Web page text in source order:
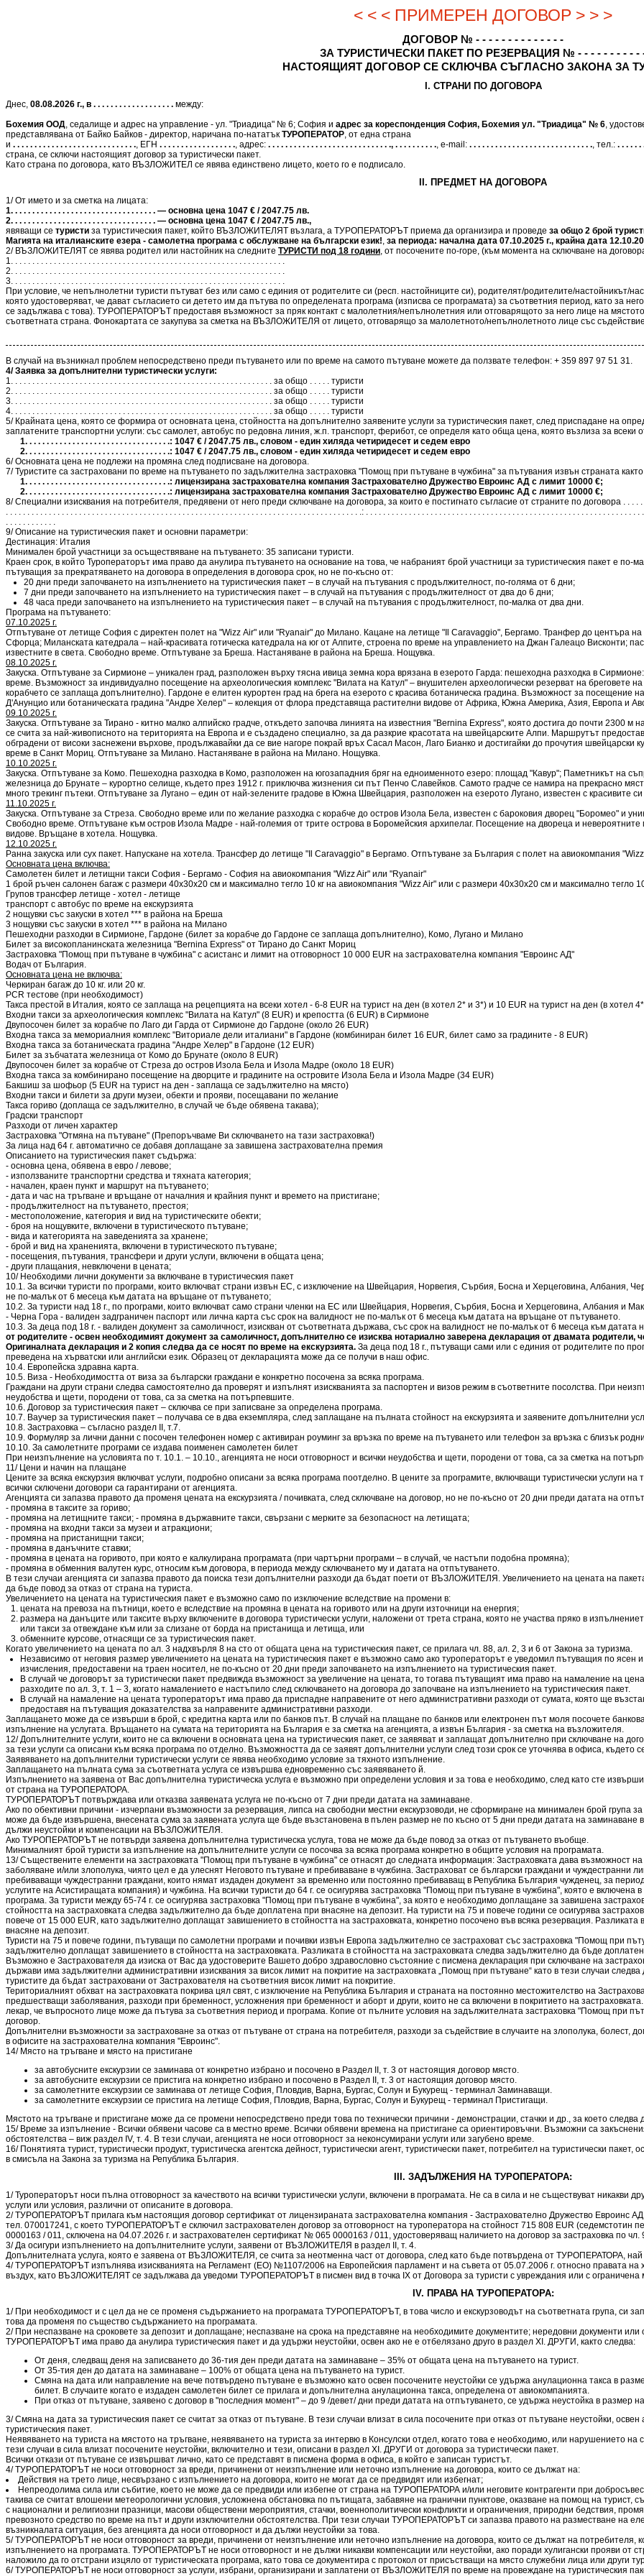
< < < ПРИМЕРЕН ДОГОВОР > > >
ДОГОВОР № - - - - - - - - - - - - - -
ЗА ТУРИСТИЧЕСКИ ПАКЕТ ПО РЕЗЕРВАЦИЯ № - - - - - - - - - -
НАСТОЯЩИЯТ ДОГОВОР СЕ СКЛЮЧВА СЪГЛАСНО ЗАКОНА ЗА
I. СТРАНИ ПО ДОГОВОРА
Днес, 08.08.2026 г., в . . . . . . . . . . . . . . . . . . . между:
Бохемия ООД, седалище и адрес на управление - ул. "Триадица" № 6; София и адрес за кореспонденция София, Бохемия ул. "Триадица" № 6,
представлявана от Байко Байков - директор, наричана по-нататък ТУРОПЕРАТОР, от една страна
и . . . . . . . . . . . . . . . . . . . . . . . . . . . . ., ЕГН . . . . . . . . . . . . . . . . . ., адрес: . . . . . . . . . . . . . . . . . . . . . . . . . . . . ., . . . . . . . . . ., e-mail: . . . . . . . . . . . . . . . . . . . . . . . . . . . . ., тел.: . . . . . .
страна, се сключи настоящият договор за туристически пакет.
Като страна по договора, като ВЪЗЛОЖИТЕЛ се явява единствено лицето, което го е подписало.
II. ПРЕДМЕТ НА ДОГОВОРА
1/ От името и за сметка на лицата:
1. . . . . . . . . . . . . . . . . . . . . . . . . . . . . . . . . . — основна цена 1047 € / 2047.75 лв.
2. . . . . . . . . . . . . . . . . . . . . . . . . . . . . . . . . . — основна цена 1047 € / 2047.75 лв.,
явяващи се туристи за туристическия пакет, който ВЪЗЛОЖИТЕЛЯТ възлага, а ТУРОПЕРАТОРЪТ приема да организира и проведе за общо 2 брой
Магията на италианските езера - самолетна програма с обслужване на български език!, за периода: начална дата 07.10.2025 г., крайна дата
2/ ВЪЗЛОЖИТЕЛЯТ се явява родител или настойник на следните ТУРИСТИ под 18 години, от посочените по-горе, (към момента на сключване на
1. . . . . . . . . . . . . . . . . . . . . . . . . . . . . . . . . . . . . . . . . . . . . . . . . . . . . . . . . . . . . . . .
2. . . . . . . . . . . . . . . . . . . . . . . . . . . . . . . . . . . . . . . . . . . . . . . . . . . . . . . . . . . . . . . .
3. . . . . . . . . . . . . . . . . . . . . . . . . . . . . . . . . . . . . . . . . . . . . . . . . . . . . . . . . . . . . . . .
При условие, че непълнолетни туристи пътуват без или само с единия от родителите си (респ. настойниците си), родителят/родителите/настойникът/
която удостоверяват, че дават съгласието си детето им да пътува по определената програма (изписва се програмата) за съответния период, като за
се задължава с това). ТУРОПЕРАТОРЪТ предоставя възможност за пряк контакт с малолетния/непълнолетния или отговарящото за него лице на
съответната страна. Фонокартата се закупува за сметка на ВЪЗЛОЖИТЕЛЯ от лицето, отговарящо за малолетното/непълнолетното лице със
В случай на възникнал проблем непосредствено преди пътуването или по време на самото пътуване можете да ползвате телефон: + 359 897 97 51 31.
4/ Заявка за допълнителни туристически услуги:
1. . . . . . . . . . . . . . . . . . . . . . . . . . . . . . . . . . . . . . . . . . . . . . . . . . . . . . . . . . . . . за общо . . . . . туристи
2. . . . . . . . . . . . . . . . . . . . . . . . . . . . . . . . . . . . . . . . . . . . . . . . . . . . . . . . . . . . . за общо . . . . . туристи
3. . . . . . . . . . . . . . . . . . . . . . . . . . . . . . . . . . . . . . . . . . . . . . . . . . . . . . . . . . . . . за общо . . . . . туристи
4. . . . . . . . . . . . . . . . . . . . . . . . . . . . . . . . . . . . . . . . . . . . . . . . . . . . . . . . . . . . . за общо . . . . . туристи
5/ Крайната цена, която се формира от основната цена, стойността на допълнително заявените услуги за туристическия пакет, след приспадане на
заплатените транспортни услуги: със самолет, автобус по редовна линия, ж.п. транспорт, ферибот, се определя като обща цена, която възлиза за всеки
1. . . . . . . . . . . . . . . . . . . . . . . . . . . . . . . . . .: 1047 € / 2047.75 лв., словом - един хиляда четиридесет и седем евро
2. . . . . . . . . . . . . . . . . . . . . . . . . . . . . . . . . .: 1047 € / 2047.75 лв., словом - един хиляда четиридесет и седем евро
6/ Основната цена не подлежи на промяна след подписване на договора.
7/ Туристите са застраховани по време на пътуването по задължителна застраховка "Помощ при пътуване в чужбина" за пътувания извън страната
1. . . . . . . . . . . . . . . . . . . . . . . . . . . . . . . . . .: лицензирана застрахователна компания Застрахователно Дружество Евроинс АД с лимит 10000 €;
2. . . . . . . . . . . . . . . . . . . . . . . . . . . . . . . . . .: лицензирана застрахователна компания Застрахователно Дружество Евроинс АД с лимит 10000 €;
8/ Специални изисквания на потребителя, предявени от него преди сключване на договора, за които е постигнато съгласие от страните по договора . . . . . . .
. . . . . . . . . . . . . . . . . . . . . . . . . . . . . . . . . . . . . . . . . . . . . . . . . . . . . . . . . . . . . . . . . . . . . . . . . . . . . . . . . . .: . . . . . . . . . . . . . . . . . . . . . . . . . . . . . . . . . . . . . . . . . . . . . . . . . . . . . . . . . . . . . .
. . . . . . . . . . . .
9/ Описание на туристическия пакет и основни параметри:
Дестинация: Италия
Минимален брой участници за осъществяване на пътуването: 35 записани туристи.
Краен срок, в който Туроператорът има право да анулира пътуването на основание на това, че набраният брой участници за туристическия пакет е
пътуващия за прекратяването на договора в определения в договора срок, но не по-късно от:
20 дни преди започването на изпълнението на туристическия пакет – в случай на пътувания с продължителност, по-голяма от 6 дни;
7 дни преди започването на изпълнението на туристическия пакет – в случай на пътувания с продължителност от два до 6 дни;
48 часа преди започването на изпълнението на туристическия пакет – в случай на пътувания с продължителност, по-малка от два дни.
Програма на пътуването:
07.10.2025 г.
Отпътуване от летище София с директен полет на "Wizz Air" или "Ryanair" до Милано. Кацане на летище "Il Caravaggio", Бергамо. Транфер до центъра
Сфорца; Миланската катедрала – най-красивата готическа катедрала на юг от Алпите, строена по време на управлението на Джан Галеацо Висконти;
известните в света. Свободно време. Отпътуване за Бреша. Настаняване в района на Бреша. Нощувка.
08.10.2025 г.
Закуска. Отпътуване за Сирмионе – уникален град, разположен върху тясна ивица земна кора врязана в езерото Гарда: пешеходна разходка в
време. Възможност за индивидуално посещение на археологическия комплекс "Вилата на Катул" – внушителен археологически резерват на бреговете
корабчето се заплаща допълнително). Гардоне е елитен курортен град на брега на езерото с красива ботаническа градина. Възможност за
Д'Анунцио или ботаническата градина "Андре Хелер" – колекция от флора представяща растителни видове от Африка, Южна Америка, Азия, Европа и
09.10.2025 г.
Закуска. Отпътуване за Тирано - китно малко алпийско градче, откъдето започва линията на известния "Bernina Express", която достига до почти 2300
се счита за най-живописното на територията на Европа и е създадено специално, за да разкрие красотата на швейцарските Алпи. Маршрутът
обградени от високи заснежени върхове, продължавайки да се вие нагоре покрай връх Сасал Масон, Лаго Бианко и достигайки до прочутия
време в Санкт Мориц. Отпътуване за Милано. Настаняване в района на Милано. Нощувка.
10.10.2025 г.
Закуска. Отпътуване за Комо. Пешеходна разходка в Комо, разположен на югозападния бряг на едноименното езеро: площад "Кавур"; Паметникът на
железница до Брунате – курортно селище, където през 1912 г. приключва жизнения си път Пенчо Славейков. Самото градче се намира на прекрасно
много трекинг пътеки. Отпътуване за Лугано – един от най-зелените градове в Южна Швейцария, разположен на езерото Лугано, известен с
11.10.2025 г.
Закуска. Отпътуване за Стреза. Свободно време или по желание разходка с корабче до остров Изола Бела, известен с бароковия дворец "Боромео" и
Свободно време. Отпътуване към остров Изола Мадре - най-големия от трите острова в Боромейския архипелаг. Посещение на двореца и невероятните
видове. Връщане в хотела. Нощувка.
12.10.2025 г.
Ранна закуска или сух пакет. Напускане на хотела. Трансфер до летище "Il Caravaggio" в Бергамо. Отпътуване за България с полет на авиокомпания
Основната цена включва:
Самолетен билет и летищни такси София - Бергамо - София на авиокомпания "Wizz Air" или "Ryanair"
1 брой ръчен салонен багаж с размери 40х30х20 см и максимално тегло 10 кг на авиокомпания "Wizz Air" или с размери 40x30x20 см и максимално тегло
Групов трансфер летище - хотел - летище
транспорт с автобус по време на екскурзията
2 нощувки със закуски в хотел *** в района на Бреша
3 нощувки със закуски в хотел *** в района на Милано
Пешеходни разходки в Сирмионе, Гардоне (билет за корабче до Гардоне се заплаща допълнително), Комо, Лугано и Милано
Билет за високопланинската железница "Bernina Express" от Тирано до Санкт Мориц
Застраховка "Помощ при пътуване в чужбина" с асистанс и лимит на отговорност 10 000 EUR на застрахователна компания "Евроинс АД"
Водач от България.
Основната цена не включва:
Черкиран багаж до 10 кг. или 20 кг.
PCR тестове (при необходимост)
Такса престой в Италия, която се заплаща на рецепцията на всеки хотел - 6-8 EUR на турист на ден (в хотел 2* и 3*) и 10 EUR на турист на ден (в хотел
Входни такси за археологическия комплекс "Вилата на Катул" (8 ЕUR) и крепостта (6 ЕUR) в Сирмионе
Двупосочен билет за корабче по Лаго ди Гарда от Сирмионе до Гардоне (около 26 EUR)
Входна такса за мемориалния комплекс "Виториале дели италиани" в Гардоне (комбиниран билет 16 EUR, билет само за градините - 8 EUR)
Входна такса за ботаническата градина "Андре Хелер" в Гардоне (12 EUR)
Билет за зъбчатата железница от Комо до Брунате (около 8 EUR)
Двупосочен билет за корабче от Стреза до остров Изола Бела и Изола Мадре (около 18 EUR)
Входна такса за комбинирано посещение на дворците и градините на островите Изола Бела и Изола Мадре (34 EUR)
Бакшиш за шофьор (5 EUR на турист на ден - заплаща се задължително на място)
Входни такси и билети за други музеи, обекти и прояви, посещавани по желание
Такса гориво (доплаща се задължително, в случай че бъде обявена такава);
Градски транспорт
Разходи от личен характер
Застраховка "Отмяна на пътуване" (Препоръчваме Ви сключването на тази застраховка!)
За лица над 64 г. автоматично се добавя доплащане за завишена застрахователна премия
Описанието на туристическия пакет съдържа:
- основна цена, обявена в евро / левове;
- използваните транспортни средства и тяхната категория;
- начален, краен пункт и маршрут на пътуването;
- дата и час на тръгване и връщане от началния и крайния пункт и времето на пристигане;
- продължителност на пътуването, престоя;
- местоположение, категория и вид на туристическите обекти;
- броя на нощувките, включени в туристическото пътуване;
- вида и категорията на заведенията за хранене;
- брой и вид на храненията, включени в туристическото пътуване;
- посещения, пътувания, трансфери и други услуги, включени в общата цена;
- други плащания, невключени в цената;
10/ Необходими лични документи за включване в туристическия пакет
10.1. За всички туристи по програми, които включват страни извън ЕС, с изключение на Швейцария, Норвегия, Сърбия, Босна и Херцеговина, Албания,
не по-малък от 6 месеца към датата на връщане от пътуването;
10.2. За туристи над 18 г., по програми, които включват само страни членки на ЕС или Швейцария, Норвегия, Сърбия, Босна и Херцеговина, Албания и
- Черна Гора - валиден задграничен паспорт или лична карта със срок на валидност не по-малък от 6 месеца към датата на връщане от пътуването.
10.3. За деца под 18 г. - валиден документ за самоличност, изискван от съответната държава, със срок на валидност не по-малък от 6 месеца към
от родителите - освен необходимият документ за самоличност, допълнително се изисква нотариално заверена декларация от двамата
Оригиналната декларация и 2 копия следва да се носят по време на екскурзията. За деца под 18 г., пътуващи сами или с единия от родителите по
преведена на хърватски или английски език. Образец от декларацията може да се получи в наш офис.
10.4. Европейска здравна карта.
10.5. Виза - Необходимостта от виза за български граждани е конкретно посочена за всяка програма.
Граждани на други страни следва самостоятелно да проверят и изпълнят изискванията за паспортен и визов режим в съответните посолства. При
неудобства и щети, породени от това, са за сметка на потърпевшите.
10.6. Договор за туристическия пакет – сключва се при записване за определена програма.
10.7. Ваучер за туристическия пакет – получава се в два екземпляра, след заплащане на пълната стойност на екскурзията и заявените допълнителни
10.8. Застраховка – съгласно раздел ІІ, т.7.
10.9. Формуляр за лични данни с посочен телефонен номер с активиран роуминг за връзка по време на пътуването или телефон за връзка с близък
10.10. За самолетните програми се издава поименен самолетен билет
При неизпълнение на условията по т. 10.1. – 10.10., агенцията не носи отговорност и всички неудобства и щети, породени от това, са за сметка на
11/ Цени и начин на плащане
Цените за всяка екскурзия включват услуги, подробно описани за всяка програма поотделно. В цените за програмите, включващи туристически
всички сключени договори са гарантирани от агенцията.
Агенцията си запазва правото да променя цената на екскурзията / почивката, след сключване на договор, но не по-късно от 20 дни преди датата на
- промяна в таксите за гориво;
- промяна на летищните такси; - промяна в държавните такси, свързани с мерките за безопасност на летищата;
- промяна на входни такси за музеи и атракциони;
- промяна на пристанищни такси;
- промяна в данъчните ставки;
- промяна в цената на горивото, при която е калкулирана програмата (при чартърни програми – в случай, че настъпи подобна промяна);
- промяна в обменния валутен курс, относим към договора, в периода между сключването му и датата на отпътуването.
В тези случаи агенцията си запазва правото да поиска тези допълнителни разходи да бъдат поети от ВЪЗЛОЖИТЕЛЯ. Увеличението на цената на
да бъде повод за отказ от страна на туриста.
Увеличението на цената на туристическия пакет е възможно само по изключение вследствие на промени в:
цената на превоза на пътници, което е вследствие на промяна в цената на горивото или на други източници на енергия;
размера на данъците или таксите върху включените в договора туристически услуги, наложени от трета страна, която не участва пряко в
или такси за отвеждане към или за слизане от борда на пристанища и летища, или
обменните курсове, отнасящи се за туристическия пакет.
Когато увеличението на цената по ал. 3 надхвърля 8 на сто от общата цена на туристическия пакет, се прилага чл. 88, ал. 2, 3 и 6 от Закона за туризма.
Независимо от неговия размер увеличението на цената на туристическия пакет е възможно само ако туроператорът е уведомил пътуващия по ясен
изчисления, предоставени на траен носител, не по-късно от 20 дни преди започването на изпълнението на туристическия пакет.
В случай че договорът за туристически пакет предвижда възможност за увеличение на цената, то тогава пътуващият има право на намаление на
разходите по ал. 3, т. 1 – 3, когато намалението е настъпило след сключването на договора до започване на изпълнението на туристическия пакет.
В случай на намаление на цената туроператорът има право да приспадне направените от него административни разходи от сумата, която ще
предоставя на пътуващия доказателства за направените административни разходи.
Заплащането може да се извърши в брой, с кредитна карта или по банков път. В случай на плащане по банков или електронен път моля посочете
изпълнение на услугата. Връщането на сумата на територията на България е за сметка на агенцията, а извън България - за сметка на възложителя.
12/ Допълнителните услуги, които не са включени в основната цена на туристическия пакет, се заявяват и заплащат допълнително при сключване на
за тези услуги са описани към всяка програма по отделно. Възможността да се заявят допълнителни услуги след този срок се уточнява в офиса, където
Заявяването на допълнителни туристически услуги се явява необходимо условие за тяхното изпълнение.
Заплащането на пълната сума за съответната услуга се извършва едновременно със заявяването й.
Изпълнението на заявена от Вас допълнителна туристическа услуга е възможно при определени условия и за това е необходимо, след като сте
от страна на ТУРОПЕРАТОРА.
ТУРОПЕРАТОРЪТ потвърждава или отказва заявената услуга не по-късно от 7 дни преди датата на заминаване.
Ако по обективни причини - изчерпани възможности за резервация, липса на свободни местни екскурзоводи, не сформиране на минимален брой група
може да бъде извършена, внесената сума за заявената услуга ще бъде възстановена в пълен размер не по късно от 5 дни преди датата на
дължи неустойки и компенсации на ВЪЗЛОЖИТЕЛЯ.
Ако ТУРОПЕРАТОРЪТ не потвърди заявена допълнителна туристическа услуга, това не може да бъде повод за отказ от пътуването въобще.
Минималният брой туристи за изпълнение на допълнителните услуги се посочва за всяка програма конкретно в общите условия на програмата.
13/ Съществените елементи на застраховката "Помощ при пътуване в чужбина" се отнасят до следната информация: Застраховката дава възможност
заболяване и/или злополука, чиято цел е да улеснят Неговото пътуване и пребиваване в чужбина. Застраховат се български граждани и чуждестранни
пребиваващи чуждестранни граждани, които нямат издаден документ за временно или постоянно пребиваващ в Република България чужденец, за
услугите на Асистиращата компания) и чужбина. На всички туристи до 64 г. се осигурява застраховка "Помощ при пътуване в чужбина", която е включена
програма. За туристи между 65-74 г. се осигурява застраховка "Помощ при пътуване в чужбина", за която е необходимо доплащане за завишена
стойността на застраховката следва задължително да бъде доплатена при внасяне на депозит. На туристи на 75 и повече години се осигурява
повече от 15 000 EUR, като задължително доплащат завишението в стойността на застраховката, конкретно посочено във всяка резервация.
внасяне на депозит.
Туристи на 75 и повече години, пътуващи по самолетни програми и почивки извън Европа задължително се застраховат със застраховка "Помощ при
задължително доплащат завишението в стойността на застраховката. Разликата в стойността на застраховката следва задължително да бъде
Възможно е Застрахователя да изиска от Вас да удостоверите Вашето добро здравословно състояние с писмена декларация при сключване на
държави има задължителни административни изисквания за висок лимит на покритие на застраховката „Помощ при пътуване“ като в тези случаи
туристите да бъдат застраховани от Застрахователя на съответния висок лимит на покритие.
Териториалният обхват на застраховката покрива цял свят, с изключение на Република България и страната на постоянно местожителство на
предшестващи заболявания, разходи при бременност, усложнения при бременност и аборт и други, които не са включени в покритието на
лекар, че въпросното лице може да пътува за съответния период и програма. Копие от пълните условия на задължителната застраховка "Помощ при
договор.
Допълнителни възможности за застраховане за отказ от пътуване от страна на потребителя, разходи за съдействие в случаите на злополука, болест,
в офисите на застрахователна компания "Евроинс".
14/ Място на тръгване и място на пристигане
за автобусните екскурзии се заминава от конкретно избрано и посочено в Раздел ІІ, т. 3 от настоящия договор място.
за автобусните екскурзии се пристига на конкретно избрано и посочено в Раздел ІІ, т. 3 от настоящия договор място.
за самолетните екскурзии се заминава от летище София, Пловдив, Варна, Бургас, Солун и Букурещ - терминал Заминаващи.
за самолетните екскурзии се пристига на летище София, Пловдив, Варна, Бургас, Солун и Букурещ - терминал Пристигащи.
Мястото на тръгване и пристигане може да се промени непосредствено преди това по технически причини - демонстрации, стачки и др., за което
15/ Време за изпълнение - Всички обявени часове са в местно време. Всички обявени времена на пристигане са ориентировъчни. Възможни са
обстоятелства – виж раздел ІV, т. 4. В тези случаи, агенцията не носи отговорност за неконсумирани услуги или загубено време.
16/ Понятията турист, туристически продукт, туристическа агентска дейност, туристически агент, туристически пакет, потребител на туристически
в смисъла на Закона за туризма на Република България.
III. ЗАДЪЛЖЕНИЯ НА ТУРОПЕРАТОРА:
1/ Туроператорът носи пълна отговорност за качеството на всички туристически услуги, включени в програмата. Не са в сила и не съществуват никакви
услуги или условия, различни от описаните в договора.
2/ ТУРОПЕРАТОРЪТ прилага към настоящия договор сертификат от лицензираната застрахователна компания - Застрахователно Дружество Евроинс
тел. 070017241, с което ТУРОПЕРАТОРЪТ е сключил застрахователен договор за отговорност на туроператора на стойност 715 808 EUR (седемстотин
0000163 / 011, сключена на 04.07.2026 г. и застрахователен сертификат № 065 0000163 / 011, удостоверяващ наличието на договор за застраховка по чл.
3/ Да осигури изпълнението на допълнителните услуги, заявени от ВЪЗЛОЖИТЕЛЯ в раздел II, т. 4.
Допълнителната услуга, която е заявена от ВЪЗЛОЖИТЕЛЯ, се счита за неотменна част от договора, след като бъде потвърдена от ТУРОПЕРАТОРА,
4/ ТУРОПЕРАТОРЪТ изпълнява изискванията на Регламент (ЕО) №1107/2006 на Европейския парламент и на съвета от 05.07.2006 г. относно правата на
въздух, като ВЪЗЛОЖИТЕЛЯТ се задължава да уведоми ТУРОПЕРАТОРЪТ в писмен вид в точка ІХ от Договора за туристи с увреждания или с ограничена
IV. ПРАВА НА ТУРОПЕРАТОРА:
1/ При необходимост и с цел да не се променя съдържанието на програмата ТУРОПЕРАТОРЪТ, в това число и екскурзоводът на съответната група, си
това да променя по същество съдържанието на програмата.
2/ При неспазване на сроковете за депозит и доплащане; неспазване на срока на представяне на необходимите документите; нередовни документи
ТУРОПЕРАТОРЪТ има право да анулира туристическия пакет и да удържи неустойки, освен ако не е отбелязано друго в раздел XI. ДРУГИ, както следва:
От деня, следващ деня на записването до 36-тия ден преди датата на заминаване – 35% от общата цена на пътуването на турист.
От 35-тия ден до датата на заминаване – 100% от общата цена на пътуването на турист.
Смяна на дата или направление на вече потвърдено пътуване е възможно като освен посочените неустойки се удържа анулационна такса в
билет. В случаите когато е издаден самолетен билет се прилага и допълнителна анулационна такса, определена от авиокомпанията.
При отказ от пътуване, заявено с договор в "последния момент" – до 9 /девет/ дни преди датата на отпътуването, се удържа неустойка в размер
3/ Смяна на дата за туристическия пакет се считат за отказ от пътуване. В тези случаи влизат в сила посочените при отказ от пътуване неустойки,
туристическия пакет.
Неявяването на туриста на мястото на тръгване, неявяването на туриста за интервю в Консулски отдел, когато това е необходимо, или нарушението
тези случаи в сила влизат посочените неустойки, включително и тези, описани в раздел XI. ДРУГИ от договора за туристически пакет.
Всички откази от пътуване се извършват лично, като се представят в писмена форма в офиса, в който е записан туристът.
4/ ТУРОПЕРАТОРЪТ не носи отговорност за вреди, причинени от неизпълнение или неточно изпълнение на договора, които се дължат на:
Действия на трето лице, несвързано с изпълнението на договора, които не могат да се предвидят или избегнат;
Непреодолима сила или събитие, което не може да се предвиди или избегне от страна на ТУРОПЕРАТОРА и/или неговите контрагенти при
такива се считат влошени метеорологични условия, усложнена обстановка по пътищата, забавяне на гранични пунктове, оказване на помощ на
с национални и религиозни празници, масови обществени мероприятия, стачки, военнополитически конфликти и ограничения, природни бедствия,
превозното средство по време на път и други изключителни обстоятелства. При тези случаи ТУРОПЕРАТОРЪТ си запазва правото на разместване на
възникналата ситуация, без агенцията да носи отговорност и да дължи неустойки за това.
5/ ТУРОПЕРАТОРЪТ не носи отговорност за вреди, причинени от неизпълнение или неточно изпълнение на договора, които се дължат на потребителя,
изпълнението на програмата. ТУРОПЕРАТОРЪТ не носи отговорност и не дължи никакви компенсации или неустойки, ако поради хулигански прояви от
наложило да го отстрани изцяло от туристическата програма, като това се документира с протокол от присъстващи на място служебни лица или други
6/ ТУРОПЕРАТОРЪТ не носи отговорност за услуги, избрани, организирани и заплатени от ВЪЗЛОЖИТЕЛЯ по време на провеждане на туристическия